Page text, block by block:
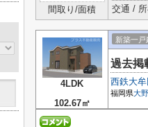
間取り/面積
交通 /
4LDK
102.67㎡
新築一戸
過去掲
西鉄大牟
福岡県大